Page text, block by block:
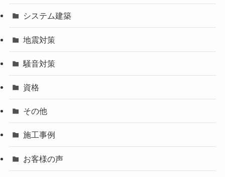
システム建築
地震対策
騒音対策
資格
その他
施工事例
お客様の声